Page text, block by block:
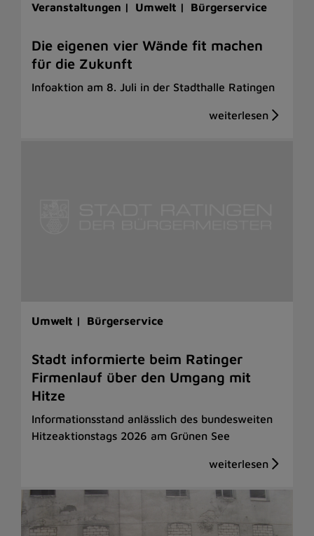
Veranstaltungen | Umwelt | Bürgerservice
Die eigenen vier Wände fit machen
für die Zukunft
Infoaktion am 8. Juli in der Stadthalle Ratingen
Umwelt | Bürgerservice
Stadt informierte beim Ratinger
Firmenlauf über den Umgang mit
Hitze
Informationsstand anlässlich des bundesweiten
Hitzeaktionstags 2026 am Grünen See